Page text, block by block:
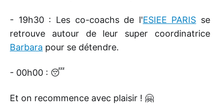
- 19h30 : Les co-coachs de l'ESIEE PARIS se
retrouve autour de leur super coordinatrice
Barbara pour se détendre.
- 00h00 : 😴
Et on recommence avec plaisir ! 🤗